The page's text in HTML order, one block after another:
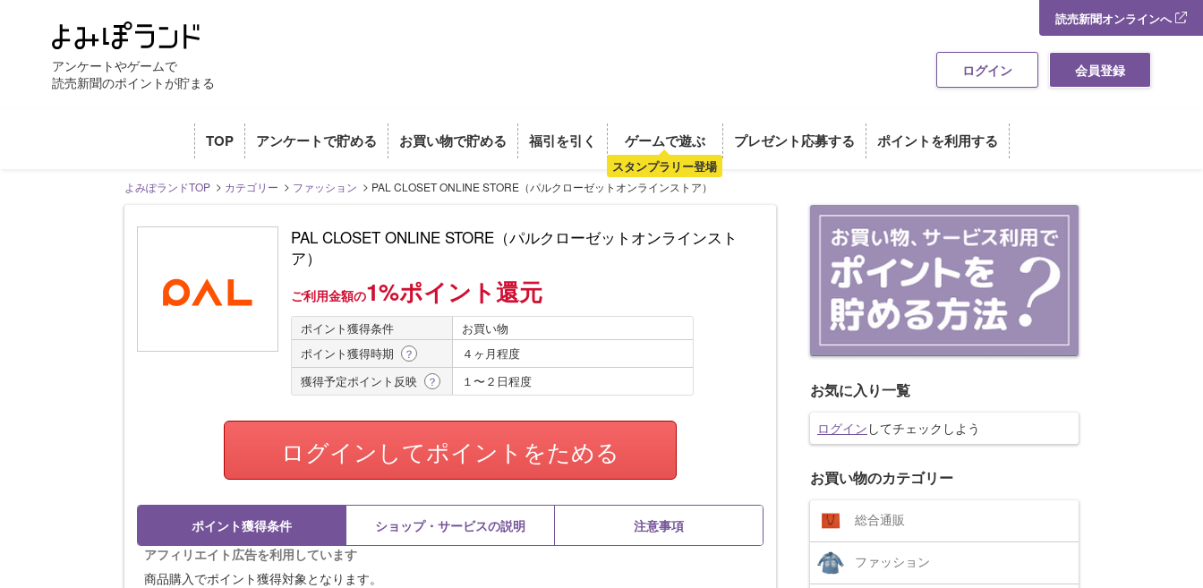
読売新聞オンラインへ
アンケートやゲームで
読売新聞のポイントが貯まる
ログイン 会員登録
TOP アンケートで貯める お買い物で貯める 福引を引く ゲームで遊ぶ
スタンプラリー登場
プレゼント応募する ポイントを利用する
よみぽランドTOP カテゴリー ファッション PAL CLOSET ONLINE STORE（パルクローゼットオンラインストア）
PAL CLOSET ONLINE STORE（パルクローゼットオンラインスト
ア）
ご利用金額の1%ポイント還元
ポイント獲得条件
お買い物
ポイント獲得時期
？
４ヶ月程度
獲得予定ポイント反映
？ １〜２日程度
ログインしてポイントをためる
ポイント獲得条件 ショップ・サービスの説明
注意事項
アフィリエイト広告を利用しています
商品購入でポイント獲得対象となります。
お買い物・サービス利用でポイント
お気に入り一覧
ログイン してチェックしよう
お買い物のカテゴリー
総合通販
ファッション